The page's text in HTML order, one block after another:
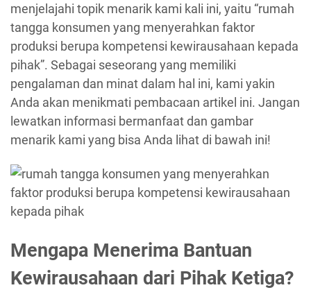
menjelajahi topik menarik kami kali ini, yaitu “rumah
tangga konsumen yang menyerahkan faktor
produksi berupa kompetensi kewirausahaan kepada
pihak”. Sebagai seseorang yang memiliki
pengalaman dan minat dalam hal ini, kami yakin
Anda akan menikmati pembacaan artikel ini. Jangan
lewatkan informasi bermanfaat dan gambar
menarik kami yang bisa Anda lihat di bawah ini!
Mengapa Menerima Bantuan
Kewirausahaan dari Pihak Ketiga?